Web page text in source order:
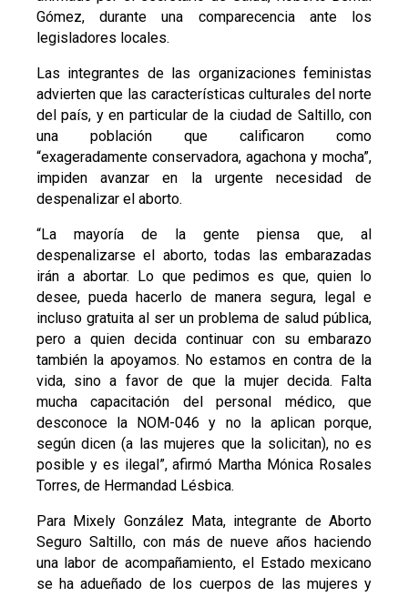
Gómez, durante una comparecencia ante los
legisladores locales.
Las integrantes de las organizaciones feministas
advierten que las características culturales del norte
del país, y en particular de la ciudad de Saltillo, con
una población que calificaron como
“exageradamente conservadora, agachona y mocha”,
impiden avanzar en la urgente necesidad de
despenalizar el aborto.
“La mayoría de la gente piensa que, al
despenalizarse el aborto, todas las embarazadas
irán a abortar. Lo que pedimos es que, quien lo
desee, pueda hacerlo de manera segura, legal e
incluso gratuita al ser un problema de salud pública,
pero a quien decida continuar con su embarazo
también la apoyamos. No estamos en contra de la
vida, sino a favor de que la mujer decida. Falta
mucha capacitación del personal médico, que
desconoce la NOM-046 y no la aplican porque,
según dicen (a las mujeres que la solicitan), no es
posible y es ilegal”, afirmó Martha Mónica Rosales
Torres, de Hermandad Lésbica.
Para Mixely González Mata, integrante de Aborto
Seguro Saltillo, con más de nueve años haciendo
una labor de acompañamiento, el Estado mexicano
se ha adueñado de los cuerpos de las mujeres y